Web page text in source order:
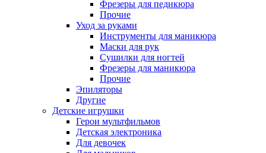
Фрезеры для педикюра
Прочие
Уход за руками
Инструменты для маникюра
Маски для рук
Сушилки для ногтей
Фрезеры для маникюра
Прочие
Эпиляторы
Другие
Детские игрушки
Герои мультфильмов
Детская электроника
Для девочек